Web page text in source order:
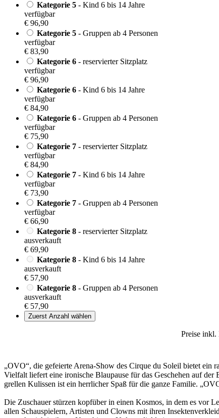
Kategorie 5 - Kind 6 bis 14 Jahre
verfügbar
€ 96,90
Kategorie 5 - Gruppen ab 4 Personen
verfügbar
€ 83,90
Kategorie 6 - reservierter Sitzplatz
verfügbar
€ 96,90
Kategorie 6 - Kind 6 bis 14 Jahre
verfügbar
€ 84,90
Kategorie 6 - Gruppen ab 4 Personen
verfügbar
€ 75,90
Kategorie 7 - reservierter Sitzplatz
verfügbar
€ 84,90
Kategorie 7 - Kind 6 bis 14 Jahre
verfügbar
€ 73,90
Kategorie 7 - Gruppen ab 4 Personen
verfügbar
€ 66,90
Kategorie 8 - reservierter Sitzplatz
ausverkauft
€ 69,90
Kategorie 8 - Kind 6 bis 14 Jahre
ausverkauft
€ 57,90
Kategorie 8 - Gruppen ab 4 Personen
ausverkauft
€ 57,90
Zuerst Anzahl wählen
Preise inkl.
„OVO“, die gefeierte Arena-Show des Cirque du Soleil bietet ein
Vielfalt liefert eine ironische Blaupause für das Geschehen auf
grellen Kulissen ist ein herrlicher Spaß für die ganze Familie.
Die Zuschauer stürzen kopfüber in einen Kosmos, in dem es vor
allen Schauspielern, Artisten und Clowns mit ihren